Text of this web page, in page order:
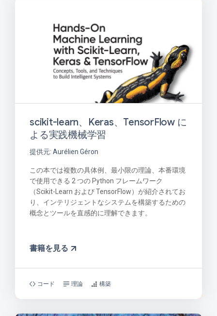
scikit-learn、Keras、TensorFlow に
よる実践機械学習
提供元: Aurélien Géron
この本では複数の具体例、最小限の理論、本番環境
で使用できる 2 つの Python フレームワーク
（Scikit-Learn および TensorFlow）が紹介されてお
り、インテリジェントなシステムを構築するための
概念とツールを直感的に理解できます。
書籍を見る
コード 理論 構築